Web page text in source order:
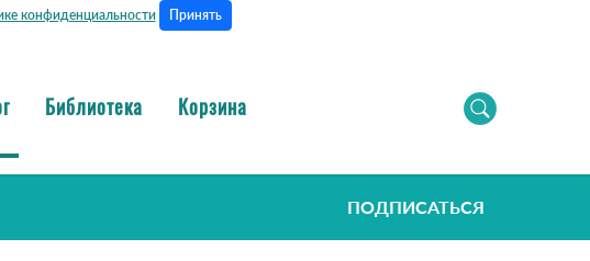
конфиденциальности Принять
Библиотека Корзина
ПОДПИСАТЬСЯ